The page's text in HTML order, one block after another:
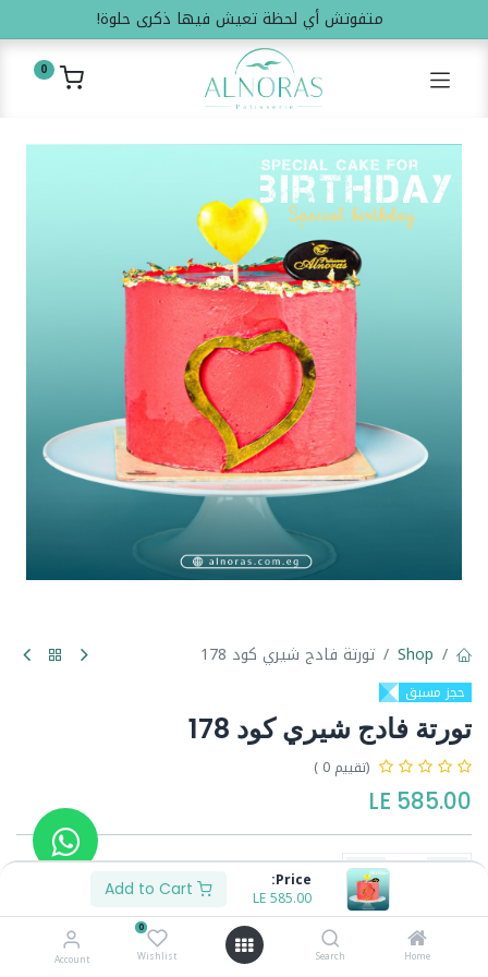
Price:
585.00
LE
Home
Search
0
Wishlist
Account
متفوتش أي لحظة تعيش فيها ذكرى حلوة!
0
Shop تورتة فادج شيري كود 178
حجز مسبق
تورتة فادج شيري كود 178
(تقييم 0 )
585.00
Buy Now